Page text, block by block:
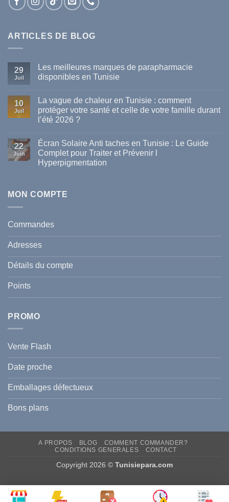
ARTICLES DE BLOG
29
Juil
Les meilleures marques de parapharmacie
disponibles en Tunisie
sur
meilleures
marques
disponibles
en
Tunisie
10
Juil
La vague de chaleur en Tunisie : comment
protéger votre santé et celle de votre famille durant
l’été 2026 ?
sur
La
vague
de
comment
et
celle
de
votre
famille
durant
l’été
2026
?
22
Juin
Écran Solaire Anti taches en Tunisie : Le Guide
Complet pour Traiter et Prévenir l
Hyperpigmentation
Écran
Solaire
Tunisie
Guide
pour
Traiter
Prévenir
MON COMPTE
Commandes
Adresses
Détails du compte
Points
PROMO
Vente Flash
Date proche
Emballages défectueux
Bons plans
A PROPOS BLOG
COMMENT COMMANDER?
CONDITIONS GENERALES
CONTACT
Copyright 2026 © Tunisiepara.com